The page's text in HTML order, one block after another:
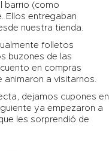
barrio (como
Ellos entregaban
nuestra tienda.
folletos
buzones de las
en compras
animaron a visitarnos.
dejamos cupones en
ya empezaron a
les sorprendió de